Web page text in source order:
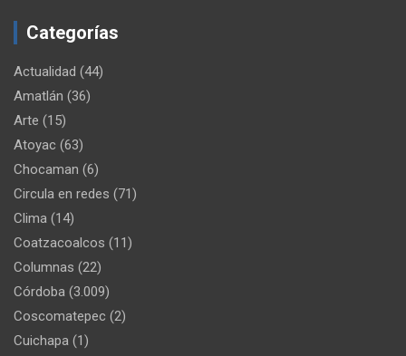
Categorías
Actualidad (44)
Amatlán (36)
Arte (15)
Atoyac (63)
Chocaman (6)
Circula en redes (71)
Clima (14)
Coatzacoalcos (11)
Columnas (22)
Córdoba (3.009)
Coscomatepec (2)
Cuichapa (1)